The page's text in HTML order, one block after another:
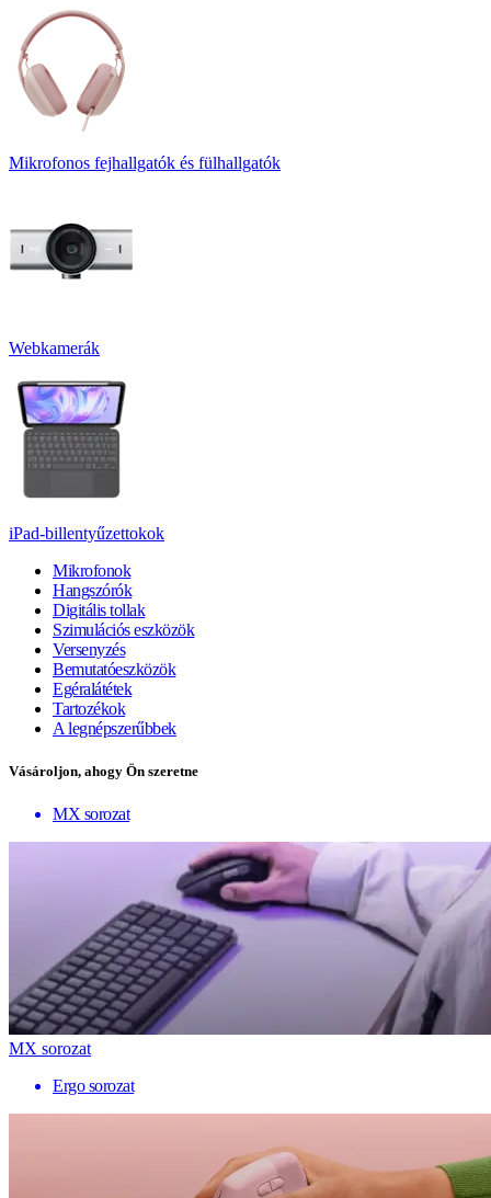
Mikrofonos fejhallgatók és fülhallgatók
Webkamerák
iPad-billentyűzettokok
Mikrofonok
Hangszórók
Digitális tollak
Szimulációs eszközök
Versenyzés
Bemutatóeszközök
Egéralátétek
Tartozékok
A legnépszerűbbek
Vásároljon, ahogy Ön szeretne
MX sorozat
MX sorozat
Ergo sorozat